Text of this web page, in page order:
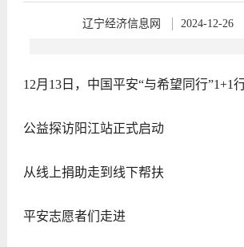
辽宁经济信息网 2024-12-26
12月13日，中国平安“与希望同行”1+1
公益探访阳江站正式启动
从线上捐助走到线下帮扶
平安志愿者们走进